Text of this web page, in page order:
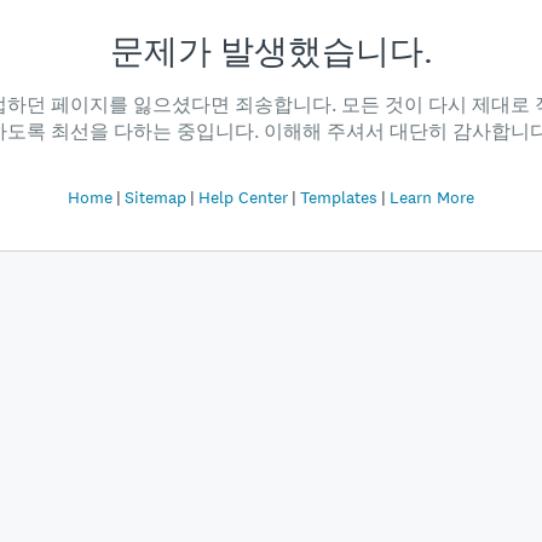
문제가 발생했습니다.
하던 페이지를 잃으셨다면 죄송합니다. 모든 것이 다시 제대로
도록 최선을 다하는 중입니다. 이해해 주셔서 대단히 감사합니
Home Sitemap Help Center Templates Learn More